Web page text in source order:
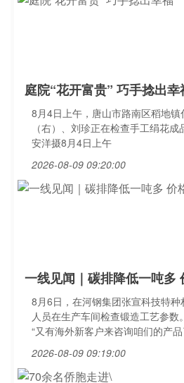
庭院“花开富贵” 巧手捻出幸
8月4日上午，唐山市路南区稻地
（右）、刘珍正在检查手工绢花
安洋摄8月4日上午
2026-08-09 09:20:00
一线见闻｜碳排降低一吨多
8月6日，在河钢集团张宣科技特
人员在生产车间检查锻造工艺参
“又有海外新客户来咨询咱们的产品
2026-08-09 09:19:00